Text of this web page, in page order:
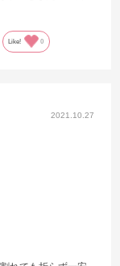
Like! 0
2021.10.27